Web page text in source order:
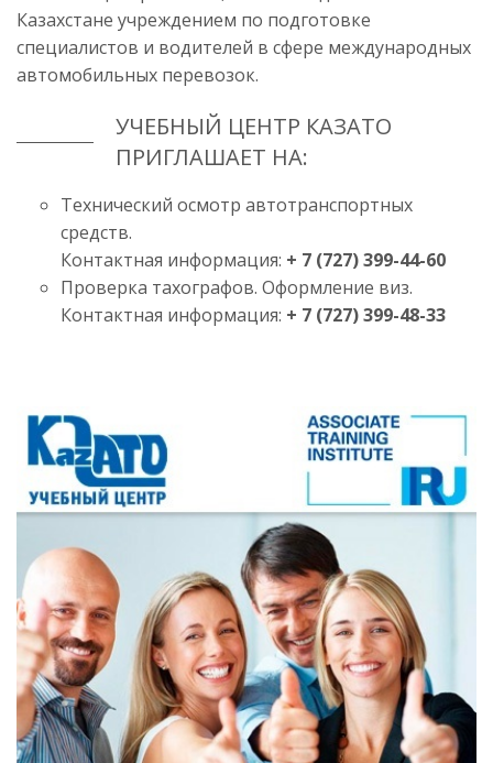
Казахстане учреждением по подготовке
специалистов и водителей в сфере международных
автомобильных перевозок.
УЧЕБНЫЙ ЦЕНТР КАЗАТО
ПРИГЛАШАЕТ НА:
Технический осмотр автотранспортных
средств.
Контактная информация: + 7 (727) 399-44-60
Проверка тахографов. Оформление виз.
Контактная информация: + 7 (727) 399-48-33